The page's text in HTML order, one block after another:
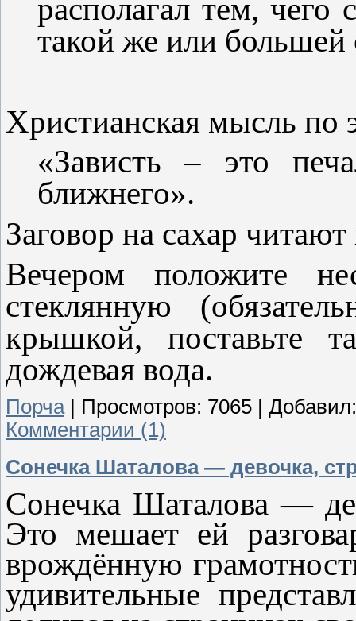
располагал тем, чего
такой же или большей
Христианская мысль по
«Зависть – это
ближнего».
Заговор на сахар
Вечером положите
стеклянную
крышкой, поставьте
дождевая вода.
Порча| Просмотров: 7065
Добавил:
Комментарии (1)
Сонечка Шаталова — девочка,
Сонечка Шаталова —
Это мешает ей
врождённую
удивительные